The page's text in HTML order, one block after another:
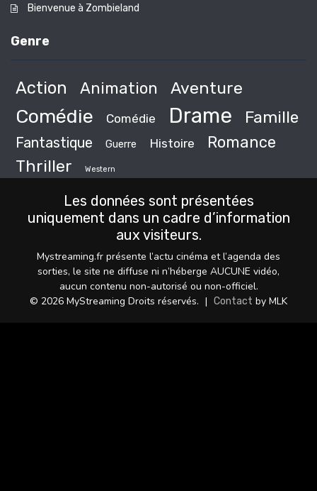
Bienvenue à Zombieland
Genre
Action Animation Aventure
Comédie Comédie Drame Famille
Fantastique Guerre Histoire Romance
Thriller Western
Les données sont présentées
uniquement dans un cadre d’information
aux visiteurs.
Mystreaming.fr présente l’actu cinéma et l’agenda des
sorties, le site ne diffuse ni n’héberge AUCUNE vidéo,
aucun contenu non-autorisé ou non-officiel.
© 2026 MyStreaming Droits réservés. | Contact by MLK